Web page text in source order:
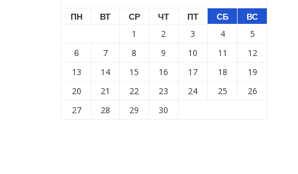
ПН ВТ СР ЧТ ПТ СБ ВС
1 2 3 4 5
6 7 8 9 10 11
12
13
14 15 16 17 18
19
20
21 22 23 24 25
26
27
28 29 30